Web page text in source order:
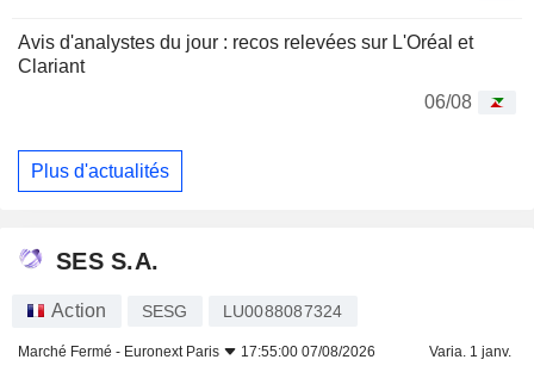
Avis d'analystes du jour : recos relevées sur L'Oréal et
Clariant
06/08
Plus d'actualités
SES S.A.
Action SESG LU0088087324
Marché Fermé - Euronext Paris 17:55:00 07/08/2026 Varia. 1 janv.